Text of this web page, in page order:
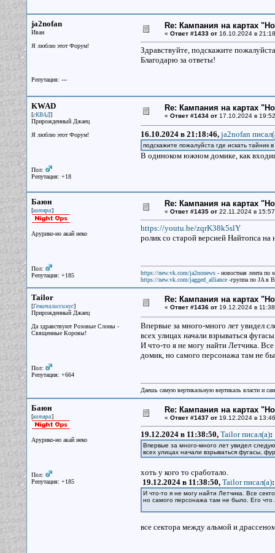
ja2nofan
Иван
Я люблю этот Форум!
Репутация: ---
Re: Кампания на картах
« Ответ #1433 от16.10.2024 в
Здравствуйте, подскажите
Благодарю за ответы!
KWAD
[сКВАД]
Прирожденный Джаец
Я люблю этот Форум!
Пол:
Репутация: +18
Re: Кампания на картах
« Ответ #1434 от17.10.2024 в
16.10.2024 в 21:18:46, ja2nofan
подскажите пожалуйста где искать тайник
В одиноком южном домике, как
Баюн
[котяра]
Арурико-но акай неко
Пол:
Репутация: +185
Re: Кампания на картах
« Ответ #1435 от22.11.2024 в
https://youtu.be/zqrK38k5slY
ролик со старой версией Найтопса
https://new.vk.com/ja2nonews- новостная лента по
https://new.vk.com/jagged_alliance-группа по JA в
Tailor
[Гениталиссимус]
Прирожденный Джаец
Да здравствуют Розовые Слоны -
Священные Коровы!
Пол:
Репутация: +664
Re: Кампания на картах
« Ответ #1436 от19.12.2024 в
Впервые за много-много лет увидел
всех улицах начали взрываться
И что-то я не могу найти Летчика.
домик, но самого персонажа там не
Даешь самую вертикальную вертикаль власти и
Баюн
[котяра]
Арурико-но акай неко
Пол:
Репутация: +185
Re: Кампания на картах
« Ответ #1437 от19.12.2024 в
19.12.2024 в 11:38:50, Tailor писал(a):
Впервые за много-много лет увидел
всех улицах начали взрываться фугасы,
хоть у кого то сработало.
19.12.2024 в 11:38:50, Tailor писал(a):
И что-то я не могу найти Летчика. Все
но самого персонажа там не было. Его
все сектора между альмой и